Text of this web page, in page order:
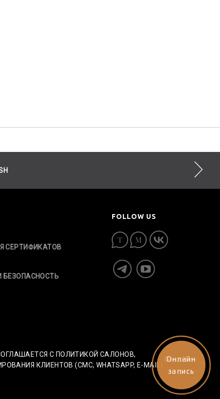
СЕРТИФИКАТОВ
БЕЗОПАСНОСТЬ
FOLLOW US
С ПОЛИТИКОЙ САЛОНОВ,
КЛИЕНТОВ (СМС, WHATSAPP, E-MAIL).
Онлайн-
запись
Онлайн
запись